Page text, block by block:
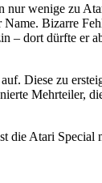
wenige zu
Bizarre
– dort dürfte er
Diese zu
Mehrteiler,
Atari Special